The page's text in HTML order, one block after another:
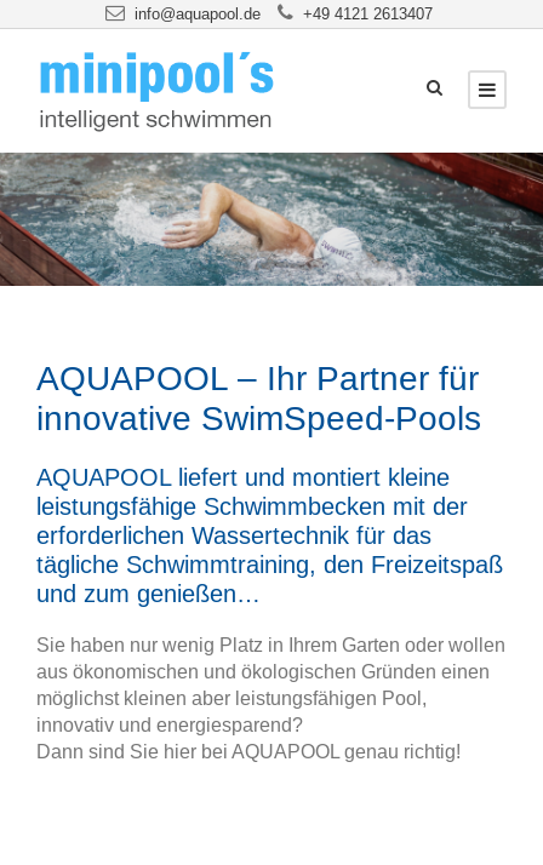
info@aquapool.de +49 4121 2613407
AQUAPOOL – Ihr Partner für
innovative SwimSpeed-Pools
AQUAPOOL liefert und montiert kleine
leistungsfähige Schwimmbecken mit der
erforderlichen Wassertechnik für das
tägliche Schwimmtraining, den Freizeitspaß
und zum genießen…
Sie haben nur wenig Platz in Ihrem Garten oder wollen
aus ökonomischen und ökologischen Gründen einen
möglichst kleinen aber leistungsfähigen Pool,
innovativ und energiesparend?
Dann sind Sie hier bei AQUAPOOL genau richtig!